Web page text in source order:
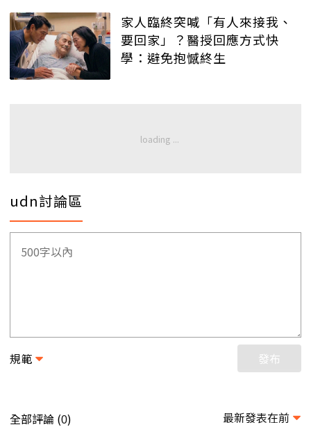
家人臨終突喊「有人來接我、
要回家」？醫授回應方式快
學：避免抱憾終生
udn討論區
規範 發布
全部評論 (0) 最新發表在前